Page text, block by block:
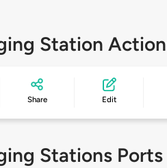
Station
Share Edit
Stations Ports